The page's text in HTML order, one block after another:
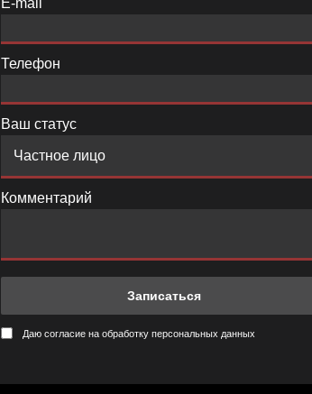
E-mail
Телефон
Ваш статус
Комментарий
Даю согласие на обработку персональных данных